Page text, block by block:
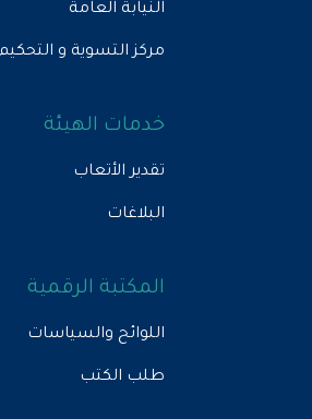
النيابة العامة
مركز التسوية و التحكيم
خدمات الهيئة
تقدير الأتعاب
البلاغات
المكتبة الرقمية
اللوائح والسياسات
طلب الكتب